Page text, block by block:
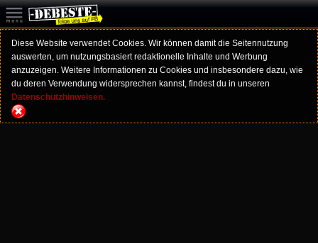
Diese Website verwendet Cookies. Wir können damit die Seitennutzung
auswerten, um nutzungsbasiert redaktionelle Inhalte und Werbung
anzuzeigen. Weitere Informationen zu Cookies und insbesondere dazu, wie
du deren Verwendung widersprechen kannst, findest du in unseren
Datenschutzhinweisen.